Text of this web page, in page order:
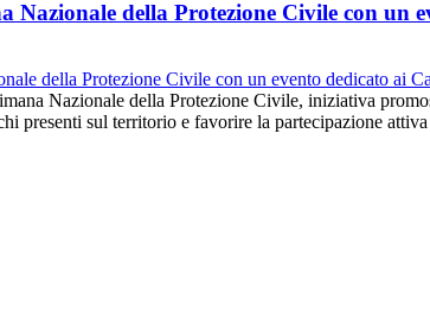
Nazionale della Protezione Civile con un
Nazionale della Protezione Civile, iniziativa
presenti sul territorio e favorire la partecipazione